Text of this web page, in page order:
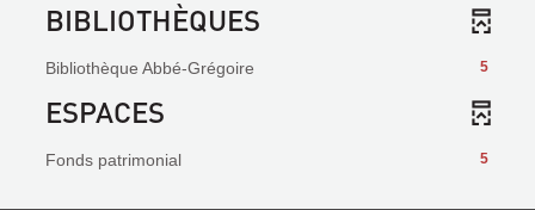
BIBLIOTHÈQUES
5
Bibliothèque Abbé-Grégoire
ESPACES
5
Fonds patrimonial